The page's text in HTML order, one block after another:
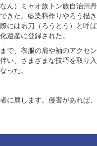
ん）ミャオ族トン族自治州
きた。藍染料作りやろう描
には蝋刀（ろうとう）と呼
遺産に登録された。
で、衣服の肩や袖のアクセ
い、さまざまな技巧を取り
った。
に属します。侵害があれば